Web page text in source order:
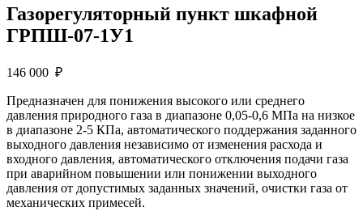
Газорегуляторный пункт шкафной
ГРПШ-07-1У1
146 000 ₽
Предназначен для понижения высокого или среднего
давления природного газа в диапазоне 0,05-0,6 МПа на низкое
в диапазоне 2-5 КПа, автоматического поддержания заданного
выходного давления независимо от изменения расхода и
входного давления, автоматического отключения подачи газа
при аварийном повышении или понижении выходного
давления от допустимых заданных значений, очистки газа от
механических примесей.